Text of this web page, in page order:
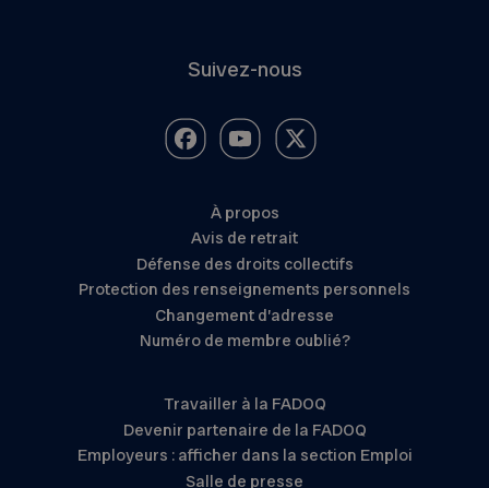
Suivez-nous
À propos
Avis de retrait
Défense des droits collectifs
Protection des renseignements personnels
Changement d’adresse
Numéro de membre oublié?
Travailler à la FADOQ
Devenir partenaire de la FADOQ
Employeurs : afficher dans la section Emploi
Salle de presse